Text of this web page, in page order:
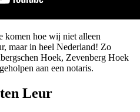
komen hoe wij niet alleen
maar in heel Nederland! Zo
Hoek, Zevenberg Hoek
aan een notaris.
Leur